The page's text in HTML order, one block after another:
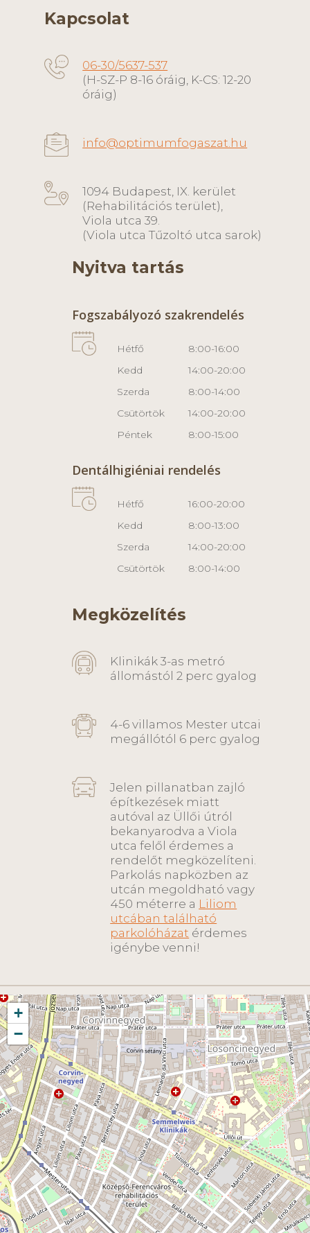
Kapcsolat
06-30/5637-537
(H-SZ-P 8-16 óráig, K-CS: 12-20
óráig)
info@optimumfogaszat.hu
1094 Budapest, IX. kerület
(Rehabilitációs terület),
Viola utca 39.
(Viola utca Tűzoltó utca sarok)
Nyitva tartás
Fogszabályozó szakrendelés
Hétfő
8:00-16:00
Kedd
14:00-20:00
Szerda
8:00-14:00
Csütörtök
14:00-20:00
Péntek
8:00-15:00
Dentálhigiéniai rendelés
Hétfő
16:00-20:00
Kedd
8:00-13:00
Szerda
14:00-20:00
Csütörtök
8:00-14:00
Megközelítés
Klinikák 3-as metró
állomástól 2 perc gyalog
4-6 villamos Mester utcai
megállótól 6 perc gyalog
Jelen pillanatban zajló
építkezések miatt
autóval az Üllői útról
bekanyarodva a Viola
utca felől érdemes a
rendelőt megközelíteni.
Parkolás napközben az
utcán megoldható vagy
450 méterre a Liliom
utcában található
parkolóházat érdemes
igénybe venni!
+
−